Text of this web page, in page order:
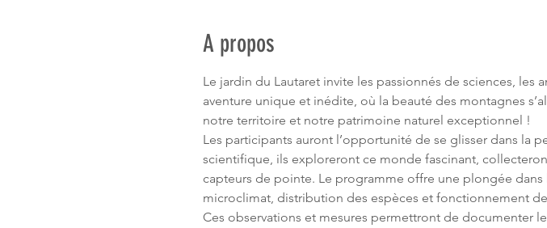
A propos
Le jardin du Lautaret invite les passionnés de sciences,
aventure unique et inédite, où la beauté des montagnes
notre territoire et notre patrimoine naturel exceptionnel !
Les participants auront l’opportunité de se glisser dans la
scientifique, ils exploreront ce monde fascinant,
capteurs de pointe. Le programme offre une plongée
microclimat, distribution des espèces et fonctionnement
Ces observations et mesures permettront de documenter